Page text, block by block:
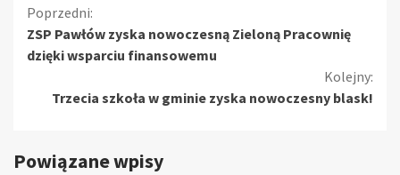
Kontynuuj
czytanie
Poprzedni:
ZSP Pawłów zyska nowoczesną Zieloną Pracownię
dzięki wsparciu finansowemu
Kolejny:
Trzecia szkoła w gminie zyska nowoczesny blask!
Powiązane wpisy